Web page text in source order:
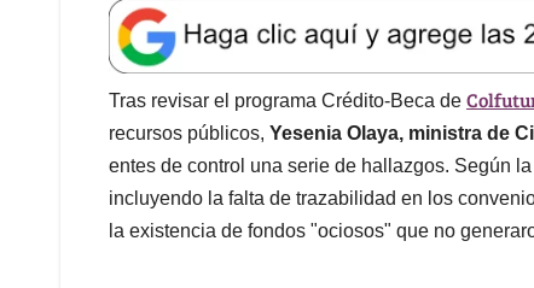
a
t
s
A
p
p
e
b
o
o
k
k
e
d
I
n
l
e
a
d
s
Tras revisar el programa Crédito-Beca de
recursos públicos, Yesenia Olaya, ministra de
entes de control una serie de hallazgos. Según
incluyendo la falta de trazabilidad en los
la existencia de fondos "ociosos" que no